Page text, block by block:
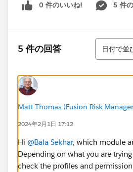
0 件のいいね! 5 件
5 件の回答
並び替え
日付で並
Matt Thomas (Fusion Risk
2024年2月1日 17:12
Hi @Bala Sekhar, which module
Depending on what you are
check the profiles and